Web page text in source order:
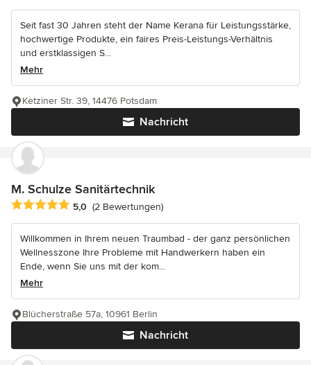
Seit fast 30 Jahren steht der Name Kerana für Leistungsstärke,
hochwertige Produkte, ein faires Preis-Leistungs-Verhältnis
und erstklassigen S...
Mehr
Nachricht
Ketziner Str. 39, 14476 Potsdam
M. Schulze Sanitärtechnik
Durchschnittliche Bewertung: 5 von 5 Sternen
5,0 (2 Bewertungen)
Willkommen in Ihrem neuen Traumbad - der ganz persönlichen
Wellnesszone Ihre Probleme mit Handwerkern haben ein
Ende, wenn Sie uns mit der kom...
Mehr
Nachricht
Blücherstraße 57a, 10961 Berlin